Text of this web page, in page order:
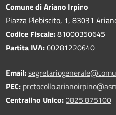
Comune di Ariano Irpino
Piazza Plebiscito, 1, 83031
Codice Fiscale:81000350645
Partita IVA:00281220640
Email:
PEC:
Centralino Unico:0825 875100